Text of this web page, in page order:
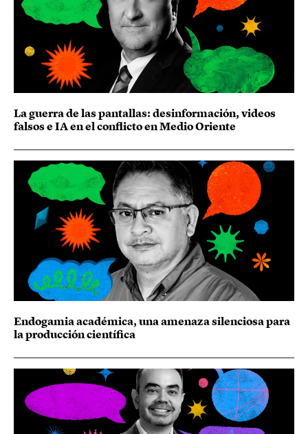
La guerra de las pantallas: desinformación, videos
falsos e IA en el conflicto en Medio Oriente
Endogamia académica, una amenaza silenciosa para
la producción científica